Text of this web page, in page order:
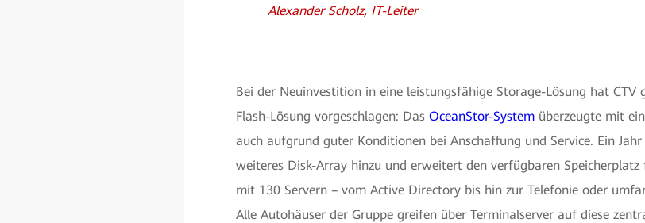
Alexander Scholz, IT-Leiter
Bei der Neuinvestition in eine leistungsfähige Storage-Lösung hat CTV
Flash-Lösung vorgeschlagen: Das OceanStor-Systemüberzeugte mit
auch aufgrund guter Konditionen bei Anschaffung und Service. Ein
weiteres Disk-Array hinzu und erweitert den verfügbaren
mit 130 Servern – vom Active Directory bis hin zur Telefonie oder
Alle Autohäuser der Gruppe greifen über Terminalserver auf diese